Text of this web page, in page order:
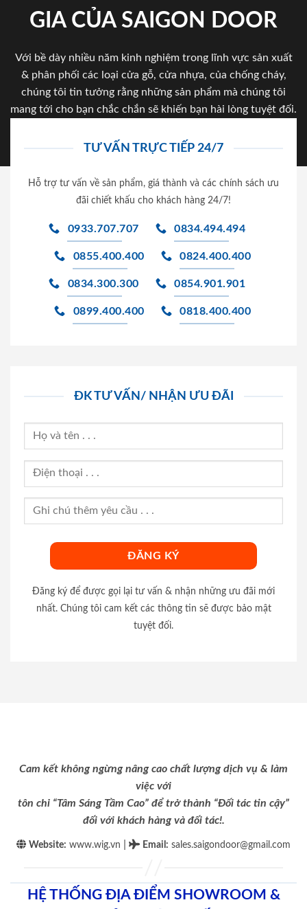
GIA CỦA SAIGON DOOR
Với bề dày nhiều năm kinh nghiệm trong lĩnh vực sản xuất
& phân phối các loại cửa gỗ, cửa nhựa, của chống cháy,
chúng tôi tin tưởng rằng những sản phẩm mà chúng tôi
mang tới cho bạn chắc chắn sẽ khiến bạn hài lòng tuyệt đối.
TƯ VẤN TRỰC TIẾP 24/7
Hỗ trợ tư vấn về sản phẩm, giá thành và các chính sách ưu
đãi chiết khấu cho khách hàng 24/7!
0933.707.707 0834.494.494
0855.400.400 0824.400.400
0834.300.300 0854.901.901
0899.400.400 0818.400.400
ĐK TƯ VẤN/ NHẬN ƯU ĐÃI
Đăng ký để được gọi lại tư vấn & nhận những ưu đãi mới
nhất. Chúng tôi cam kết các thông tin sẽ được bảo mật
tuyệt đối.
Cam kết không ngừng nâng cao chất lượng dịch vụ & làm
việc với
tôn chỉ “Tâm Sáng Tầm Cao” để trở thành “Đối tác tin cậy”
đối với khách hàng và đối tác!.
Website: www.wig.vn Email : sales.saigondoor@gmail.com
HỆ THỐNG ĐỊA ĐIỂM SHOWROOM &